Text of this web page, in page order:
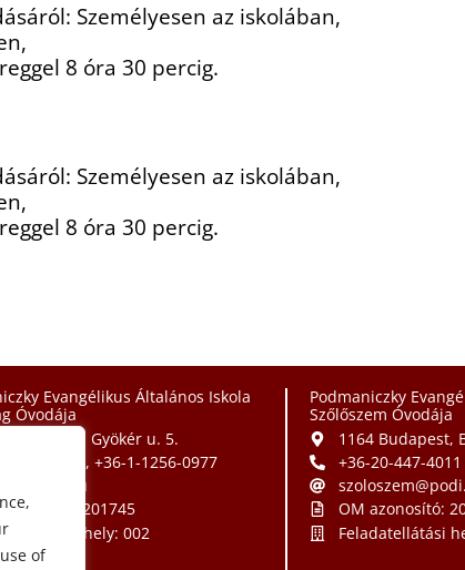
of
Személyesen az iskolában,
8 óra 30 percig.
Személyesen az iskolában,
8 óra 30 percig.
Evangélikus Általános Iskola
Óvodája
Budapest, Gyökér u. 5.
1-253-6507, +36-1-1256-0977
201745
hely: 002
Podmaniczky
Szőlőszem Óvodája
1164 Budapest,
+36-20-447-4011
OM azonosító:
Feladatellátási